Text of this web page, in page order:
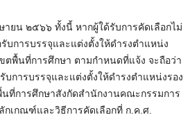
ยน ๒๕๖๖ ทั้งนี้ หากผู้ใด้รับการคัดเลือกไม่
บการบรรจุและแต่งตั้งให้ดำรงตำแหน่ง
ตพื้นที่การศึกษา ตามกำหนดที่แจ้ง จะถือว่า
บการบรรจุและแต่งตั้งให้ดำรงตำแหน่งรอง
ที่การศึกษาสังกัดสำนักงานคณะกรรมการ
เกณฑ์และวิธีการคัดเลือกที่ ก.ค.ศ.